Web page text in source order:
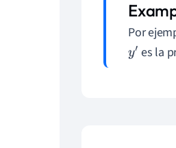
Por
y′ es la